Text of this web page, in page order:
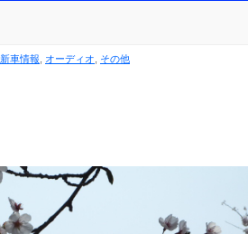
新車情報 オーディオ その他